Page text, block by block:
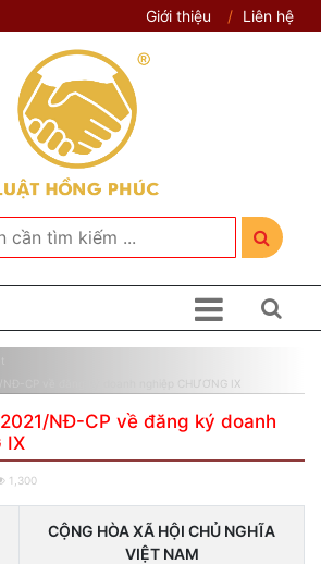
Giới thiệu Liên hệ
CP về đăng ký doanh nghiệp CHƯƠNG IX
NĐ-CP về đăng ký doanh
IX
1,300
CỘNG HÒA XÃ HỘI CHỦ NGHĨA
VIỆT NAM